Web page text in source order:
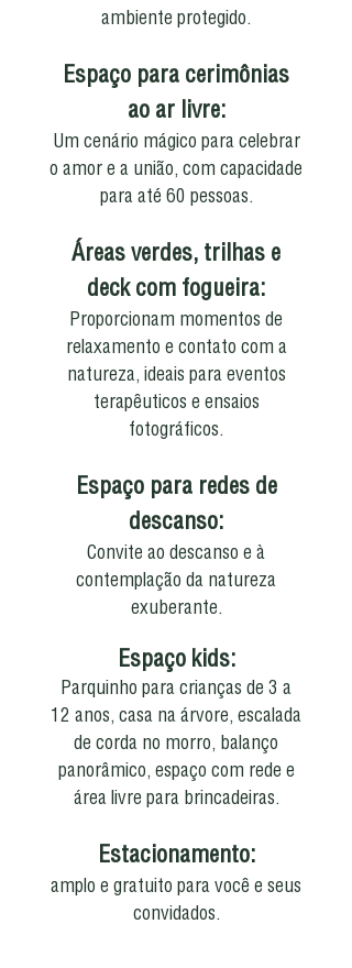
ambiente protegido.
Espaço para cerimônias
ao ar livre:
Um cenário mágico para celebrar
o amor e a união, com capacidade
para até 60 pessoas.
Áreas verdes, trilhas e
deck com fogueira:
Proporcionam momentos de
relaxamento e contato com a
natureza, ideais para eventos
terapêuticos e ensaios
fotográficos.
Espaço para redes de
descanso:
Convite ao descanso e à
contemplação da natureza
exuberante.
Espaço kids:
Parquinho para crianças de 3 a
12 anos, casa na árvore, escalada
de corda no morro, balanço
panorâmico, espaço com rede e
área livre para brincadeiras.
Estacionamento:
amplo e gratuito para você e seus
convidados.